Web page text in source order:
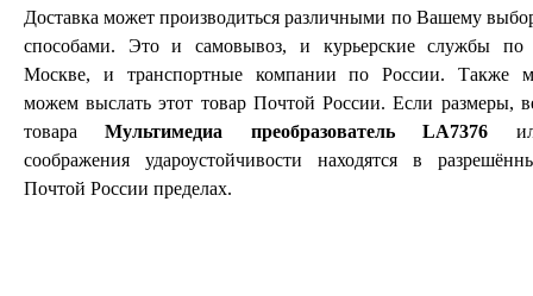
Доставка может производиться различными по Вашему
способами. Это и самовывоз, и курьерские службы по
Москве, и транспортные компании по России. Также
можем выслать этот товар Почтой России. Если размеры,
товараМультимедиа преобразователь LA7376
соображения удароустойчивости находятся в
Почтой России пределах.